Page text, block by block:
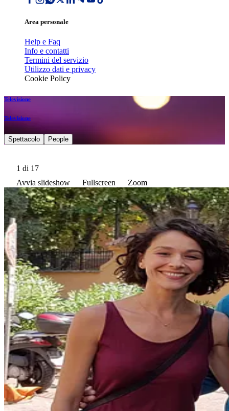
Area personale
Help e Faq
Info e contatti
Termini del servizio
Utilizzo dati e privacy
Cookie Policy
Televisione
Televisione
Spettacolo People
1 di 17
Avvia slideshow
Fullscreen Zoom